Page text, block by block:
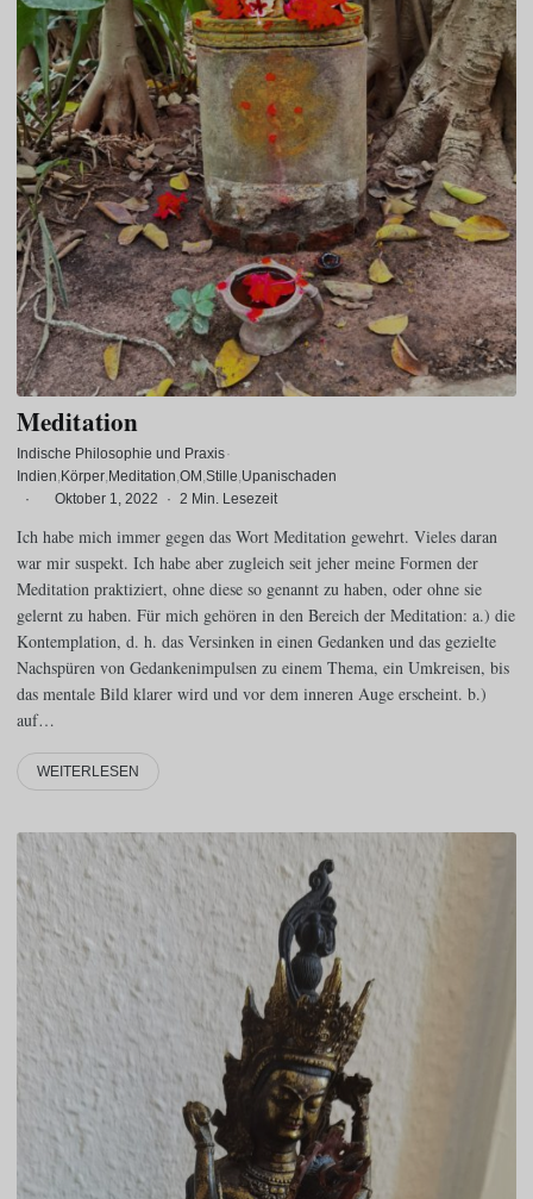
Meditation
Indische Philosophie und Praxis·
Indien Körper Meditation OM Stille Upanischaden
·
Oktober 1, 2022 · 2 Min. Lesezeit
Ich habe mich immer gegen das Wort Meditation gewehrt. Vieles daran
war mir suspekt. Ich habe aber zugleich seit jeher meine Formen der
Meditation praktiziert, ohne diese so genannt zu haben, oder ohne sie
gelernt zu haben. Für mich gehören in den Bereich der Meditation: a.) die
Kontemplation, d. h. das Versinken in einen Gedanken und das gezielte
Nachspüren von Gedankenimpulsen zu einem Thema, ein Umkreisen, bis
das mentale Bild klarer wird und vor dem inneren Auge erscheint. b.)
auf…
WEITERLESEN